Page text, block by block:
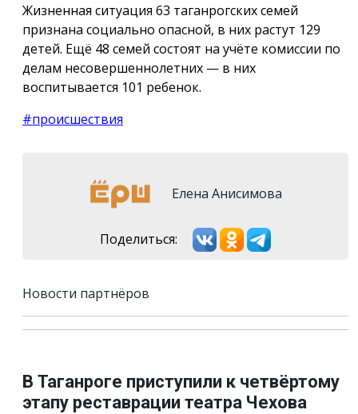
Жизненная ситуация 63 таганрогских семей
признана социально опасной, в них растут 129
детей. Ещё 48 семей состоят на учёте комиссии по
делам несовершеннолетних — в них
воспитывается 101 ребенок.
#происшествия
Елена Анисимова
Поделиться:
Новости партнёров
В Таганроге приступили к четвёртому
этапу реставрации театра Чехова